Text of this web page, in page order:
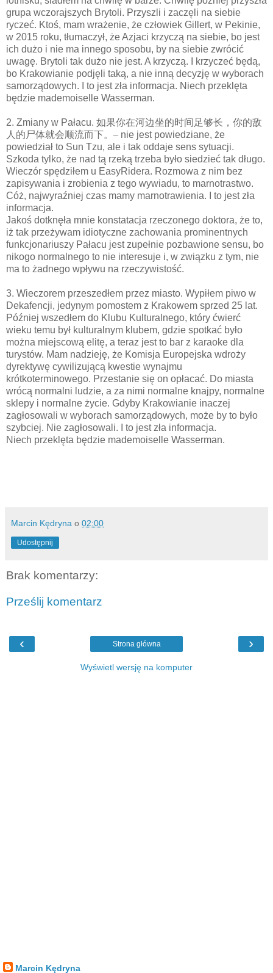
grupa wczorajszych Brytoli. Przyszli i zaczęli na siebie
ryczeć. Ktoś, mam wrażenie, że człowiek Gillert, w Pekinie,
w 2015 roku, tłumaczył, że Azjaci krzyczą na siebie, bo jest
ich dużo i nie ma innego sposobu, by na siebie zwrócić
uwagę. Brytoli tak dużo nie jest. A krzyczą. I krzyczeć będą,
bo Krakowianie podjęli taką, a nie inną decyzję w wyborach
samorządowych. I to jest zła informacja. Niech przeklęta
będzie mademoiselle Wasserman.
2. Zmiany w Pałacu. 如果你在河边坐的时间足够长，你的敌
人的尸体就会顺流而下。– nie jest powiedziane, że
powiedział to Sun Tzu, ale i tak oddaje sens sytuacji.
Szkoda tylko, że nad tą rzeką trzeba było siedzieć tak długo.
Wieczór spędziłem u EasyRidera. Rozmowa z nim bez
zapisywania i zrobienia z tego wywiadu, to marnotrastwo.
Cóż, najwyraźniej czas mamy marnotrawienia. I to jest zła
informacja.
Jakoś dotknęła mnie konstatacja rzeczonego doktora, że to,
iż tak przeżywam idiotyczne zachowania prominentnych
funkcjonariuszy Pałacu jest zupełnie pozbawione sensu, bo
nikogo normalnego to nie interesuje i, w związku z tym, nie
ma to żadnego wpływu na rzeczywistość.
3. Wieczorem przeszedłem przez miasto. Wypiłem piwo w
Dekafencji, jedynym pomostem z Krakowem sprzed 25 lat.
Później wszedłem do Klubu Kulturalnego, który ćwierć
wieku temu był kulturalnym klubem, gdzie spotkać było
można miejscową elitę, a teraz jest to bar z karaoke dla
turystów. Mam nadzieję, że Komisja Europejska wdroży
dyrektywę cywilizującą kwestie wynajmu
krótkoterminowego. Przestanie się on opłacać. Do miasta
wrócą normalni ludzie, a za nimi normalne knajpy, normalne
sklepy i normalne życie. Gdyby Krakowianie inaczej
zagłosowali w wyborach samorządowych, może by to było
szybciej. Nie zagłosowali. I to jest zła informacja.
Niech przeklęta będzie mademoiselle Wasserman.
Marcin Kędryna o 02:00
Udostępnij
Brak komentarzy:
Prześlij komentarz
‹ ›
Strona główna
Wyświetl wersję na komputer
Marcin Kędryna